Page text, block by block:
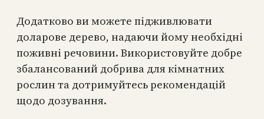
Додатково ви можете підживлювати
доларове дерево, надаючи йому необхідні
поживні речовини. Використовуйте добре
збалансований добрива для кімнатних
рослин та дотримуйтесь рекомендацій
щодо дозування.